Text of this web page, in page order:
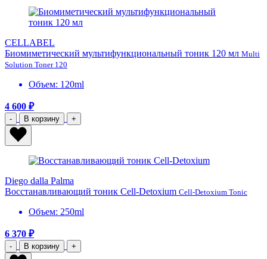
CELLABEL
Биомиметический мультифункциональный тоник 120 мл Multi
Solution Toner 120
Объем: 120ml
4 600 ₽
- В корзину +
Diego dalla Palma
Восстанавливающий тоник Cell-Detoxium Cell-Detoxium Tonic
Объем: 250ml
6 370 ₽
- В корзину +